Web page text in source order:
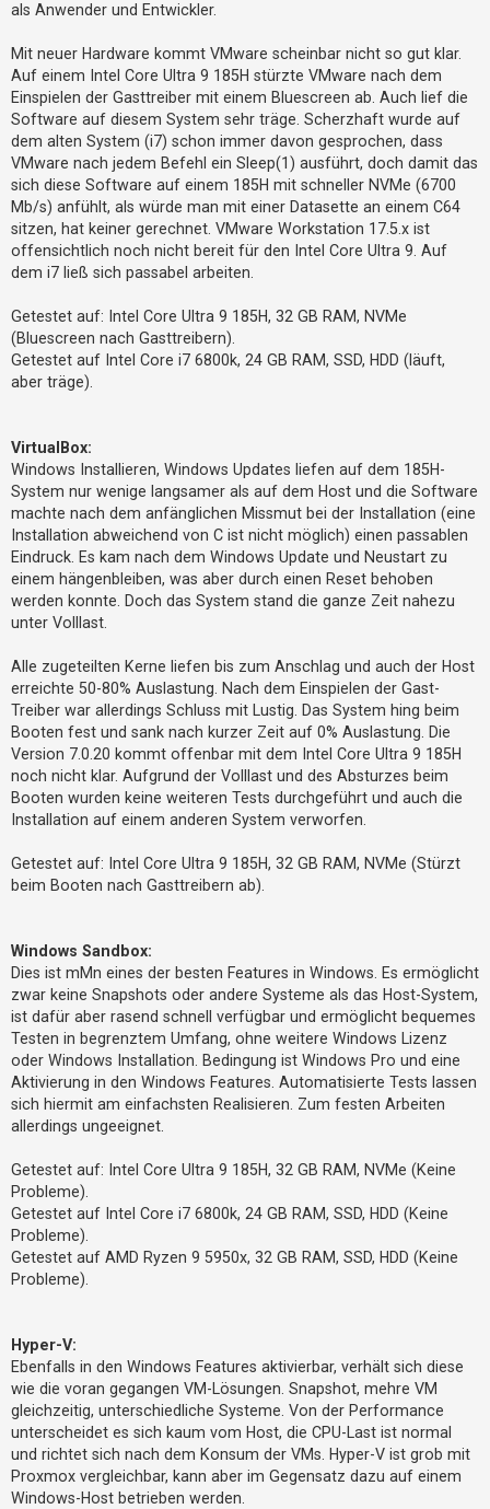
als Anwender und Entwickler.
Mit neuer Hardware kommt VMware scheinbar nicht so gut klar.
Auf einem Intel Core Ultra 9 185H stürzte VMware nach dem
Einspielen der Gasttreiber mit einem Bluescreen ab. Auch lief die
Software auf diesem System sehr träge. Scherzhaft wurde auf
dem alten System (i7) schon immer davon gesprochen, dass
VMware nach jedem Befehl ein Sleep(1) ausführt, doch damit das
sich diese Software auf einem 185H mit schneller NVMe (6700
Mb/s) anfühlt, als würde man mit einer Datasette an einem C64
sitzen, hat keiner gerechnet. VMware Workstation 17.5.x ist
offensichtlich noch nicht bereit für den Intel Core Ultra 9. Auf
dem i7 ließ sich passabel arbeiten.
Getestet auf: Intel Core Ultra 9 185H, 32 GB RAM, NVMe
(Bluescreen nach Gasttreibern).
Getestet auf Intel Core i7 6800k, 24 GB RAM, SSD, HDD (läuft,
aber träge).
VirtualBox:
Windows Installieren, Windows Updates liefen auf dem 185H-
System nur wenige langsamer als auf dem Host und die Software
machte nach dem anfänglichen Missmut bei der Installation (eine
Installation abweichend von C ist nicht möglich) einen passablen
Eindruck. Es kam nach dem Windows Update und Neustart zu
einem hängenbleiben, was aber durch einen Reset behoben
werden konnte. Doch das System stand die ganze Zeit nahezu
unter Volllast.
Alle zugeteilten Kerne liefen bis zum Anschlag und auch der Host
erreichte 50-80% Auslastung. Nach dem Einspielen der Gast-
Treiber war allerdings Schluss mit Lustig. Das System hing beim
Booten fest und sank nach kurzer Zeit auf 0% Auslastung. Die
Version 7.0.20 kommt offenbar mit dem Intel Core Ultra 9 185H
noch nicht klar. Aufgrund der Volllast und des Absturzes beim
Booten wurden keine weiteren Tests durchgeführt und auch die
Installation auf einem anderen System verworfen.
Getestet auf: Intel Core Ultra 9 185H, 32 GB RAM, NVMe (Stürzt
beim Booten nach Gasttreibern ab).
Windows Sandbox:
Dies ist mMn eines der besten Features in Windows. Es ermöglicht
zwar keine Snapshots oder andere Systeme als das Host-System,
ist dafür aber rasend schnell verfügbar und ermöglicht bequemes
Testen in begrenztem Umfang, ohne weitere Windows Lizenz
oder Windows Installation. Bedingung ist Windows Pro und eine
Aktivierung in den Windows Features. Automatisierte Tests lassen
sich hiermit am einfachsten Realisieren. Zum festen Arbeiten
allerdings ungeeignet.
Getestet auf: Intel Core Ultra 9 185H, 32 GB RAM, NVMe (Keine
Probleme).
Getestet auf Intel Core i7 6800k, 24 GB RAM, SSD, HDD (Keine
Probleme).
Getestet auf AMD Ryzen 9 5950x, 32 GB RAM, SSD, HDD (Keine
Probleme).
Hyper-V:
Ebenfalls in den Windows Features aktivierbar, verhält sich diese
wie die voran gegangen VM-Lösungen. Snapshot, mehre VM
gleichzeitig, unterschiedliche Systeme. Von der Performance
unterscheidet es sich kaum vom Host, die CPU-Last ist normal
und richtet sich nach dem Konsum der VMs. Hyper-V ist grob mit
Proxmox vergleichbar, kann aber im Gegensatz dazu auf einem
Windows-Host betrieben werden.